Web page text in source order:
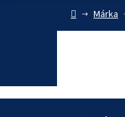
Kezdőlap
Márka